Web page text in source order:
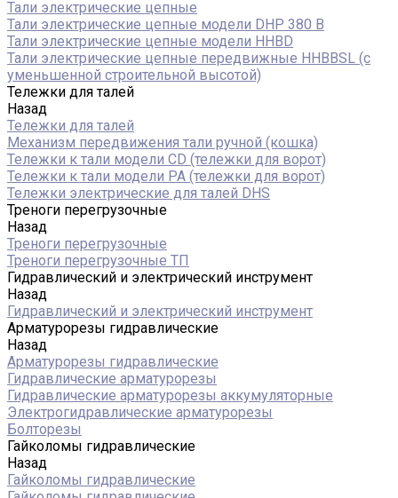
Тали электрические цепные
Тали электрические цепные модели DHP 380 В
Тали электрические цепные модели HHBD
Тали электрические цепные передвижные HHBBSL (с
уменьшенной строительной высотой)
Тележки для талей
Назад
Тележки для талей
Механизм передвижения тали ручной (кошка)
Тележки к тали модели CD (тележки для ворот)
Тележки к тали модели РА (тележки для ворот)
Тележки электрические для талей DHS
Треноги перегрузочные
Назад
Треноги перегрузочные
Треноги перегрузочные ТП
Гидравлический и электрический инструмент
Назад
Гидравлический и электрический инструмент
Арматурорезы гидравлические
Назад
Арматурорезы гидравлические
Гидравлические арматурорезы
Гидравлические арматурорезы аккумуляторные
Электрогидравлические арматурорезы
Болторезы
Гайколомы гидравлические
Назад
Гайколомы гидравлические